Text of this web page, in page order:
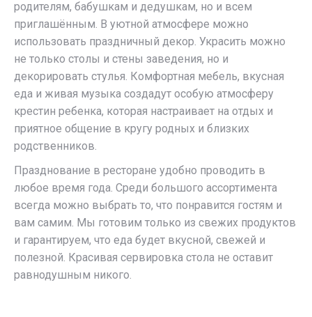
родителям, бабушкам и дедушкам, но и всем
приглашённым. В уютной атмосфере можно
использовать праздничный декор. Украсить можно
не только столы и стены заведения, но и
декорировать стулья. Комфортная мебель, вкусная
еда и живая музыка создадут особую атмосферу
крестин ребенка, которая настраивает на отдых и
приятное общение в кругу родных и близких
родственников.
Празднование в ресторане удобно проводить в
любое время года. Среди большого ассортимента
всегда можно выбрать то, что понравится гостям и
вам самим. Мы готовим только из свежих продуктов
и гарантируем, что еда будет вкусной, свежей и
полезной. Красивая сервировка стола не оставит
равнодушным никого.